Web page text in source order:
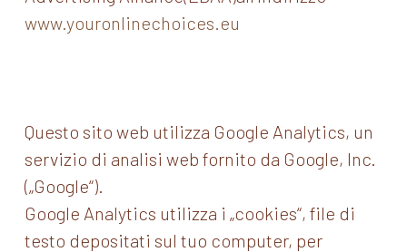
www.youronlinechoices.eu
Questo sito web utilizza Google Analytics, un
servizio di analisi web fornito da Google, Inc.
(„Google“).
Google Analytics utilizza i „cookies“, file di
testo depositati sul tuo computer, per